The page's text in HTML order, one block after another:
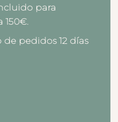
para
150€.
pedidos 12 días